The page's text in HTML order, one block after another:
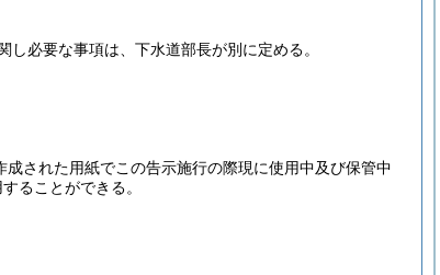
必要な事項は、下水道部長が別に定める。
成された用紙でこの告示施行の際現に使用中及び保管中
ることができる。